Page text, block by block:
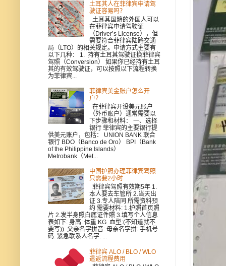
土耳其人在菲律宾申请驾
驶证容易吗？
土耳其国籍的外国人可以
在菲律宾申请驾驶证
（Driver’s License），但
需要符合菲律宾陆路交通
局（LTO）的相关规定。申请方式主要有
以下几种： 1. 持有土耳其驾驶证换菲律宾
驾照（Conversion） 如果你已经持有土耳
其的有效驾驶证，可以按照以下流程转换
为菲律宾...
菲律宾美金账户怎么开
户？
在菲律宾开设美元账户
（外币账户）通常需要以
下步骤和材料： 一、选择
银行 菲律宾的主要银行提
供美元账户，包括： UNION BANK 联合
银行 BDO（Banco de Oro） BPI（Bank
of the Philippine Islands）
Metrobank（Met...
中国护照办理菲律宾驾照
只需要2小时
菲律宾驾照有效期5年 1.
本人要去车管所 2.当天出
证 3.专人陪同 所需资料预
约 需要材料: 1.护照首页照
片 2.发半身照白底证件照 3.填写个人信息
表如下: 身高: 体重:KG 血型:(不知道就不
要写)) 父亲名字拼音: 母亲名字拼: 手机号
码: 紧急联系人名字: ...
菲律宾 ALO / BLO / WLO
遣返流程费用